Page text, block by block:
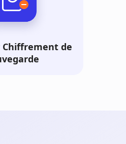
Chiffrement de